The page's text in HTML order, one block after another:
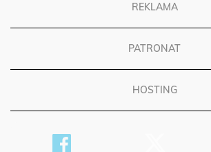
REKLAMA
PATRONAT
HOSTING